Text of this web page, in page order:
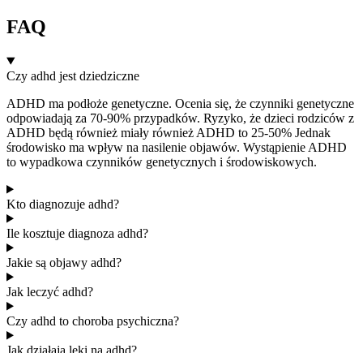
FAQ
Czy adhd jest dziedziczne
ADHD ma podłoże genetyczne. Ocenia się, że czynniki genetyczne
odpowiadają za 70-90% przypadków. Ryzyko, że dzieci rodziców z
ADHD będą również miały również ADHD to 25-50% Jednak
środowisko ma wpływ na nasilenie objawów. Wystąpienie ADHD
to wypadkowa czynników genetycznych i środowiskowych.
Kto diagnozuje adhd?
Ile kosztuje diagnoza adhd?
Jakie są objawy adhd?
Jak leczyć adhd?
Czy adhd to choroba psychiczna?
Jak działają leki na adhd?